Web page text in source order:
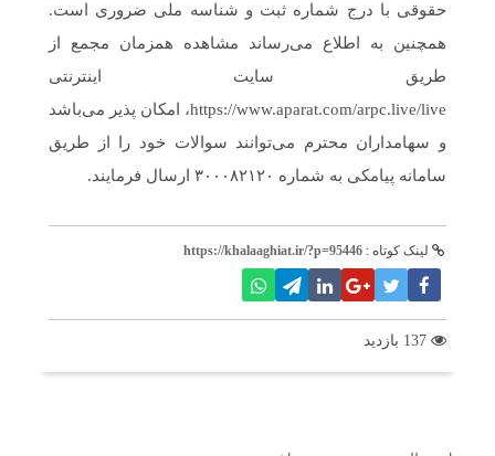
حقوقی با درج شماره ثبت و شناسه ملی ضروری است.
همچنین به اطلاع می‌رساند مشاهده همزمان مجمع از
طریق سایت اینترنتی
https://www.aparat.com/arpc.live/live، امکان پذیر می‌باشد
و سهامداران محترم می‌توانند سوالات خود را از طریق
سامانه پیامکی به شماره ۳۰۰۰۸۲۱۲۰ ارسال فرمایند.
لینک کوتاه : https://khalaaghiat.ir/?p=95446